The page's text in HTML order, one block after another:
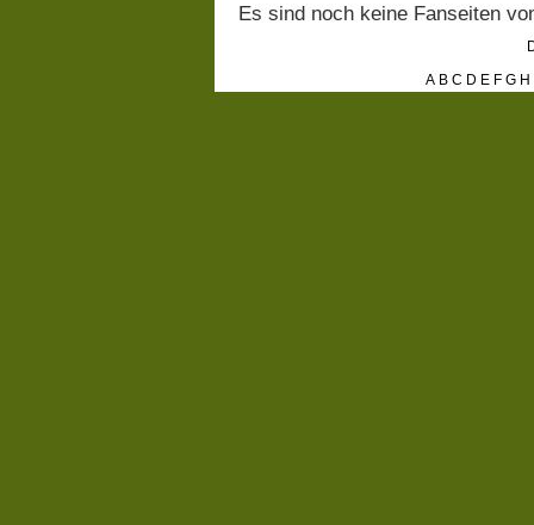
Es sind noch keine Fanseiten
A B C D E F G H